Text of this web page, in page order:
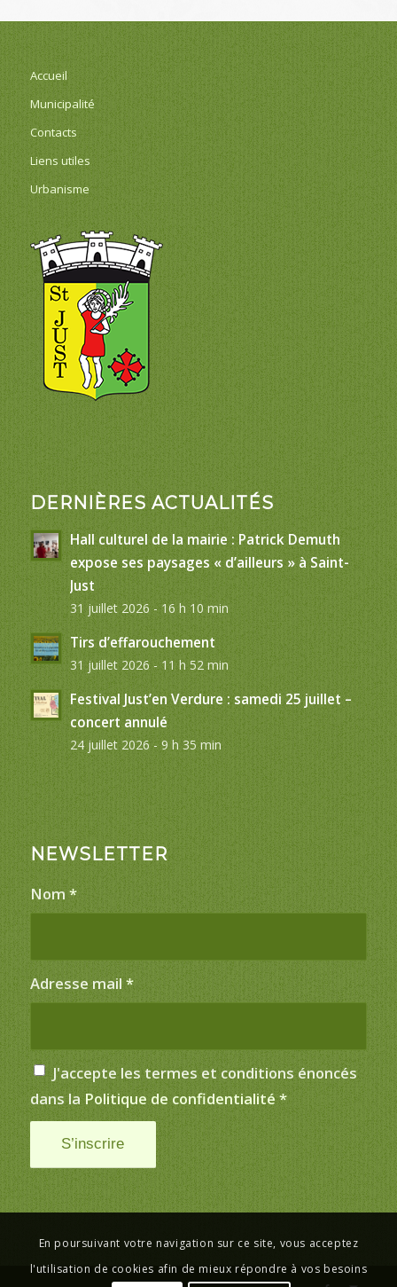
Accueil
Municipalité
Contacts
Liens utiles
Urbanisme
DERNIÈRES ACTUALITÉS
Hall culturel de la mairie : Patrick Demuth
expose ses paysages « d’ailleurs » à Saint-
Just
31 juillet 2026 - 16 h 10 min
Tirs d’effarouchement
31 juillet 2026 - 11 h 52 min
Festival Just’en Verdure : samedi 25 juillet –
concert annulé
24 juillet 2026 - 9 h 35 min
NEWSLETTER
Nom *
Adresse mail *
J'accepte les termes et conditions énoncés
dans la Politique de confidentialité *
En poursuivant votre navigation sur ce site, vous acceptez
l'utilisation de cookies afin de mieux répondre à vos besoins